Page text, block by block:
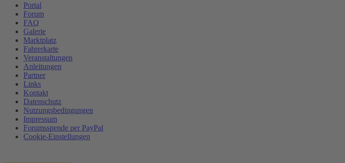
Portal
Forum
FAQ
Galerie
Marktplatz
Fahrerkarte
Veranstaltungen
Anleitungen
Partner
Links
Kontakt
Datenschutz
Nutzungsbedingungen
Impressum
Forumsspende per PayPal
Cookie-Einstellungen